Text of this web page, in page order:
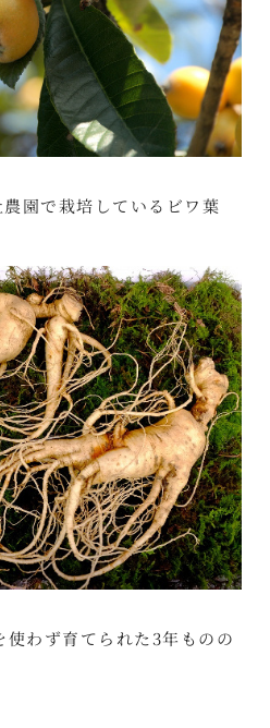
園で栽培しているビワ葉
わず育てられた3年ものの